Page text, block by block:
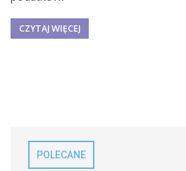
CZYTAJ WIĘCEJ
POLECANE